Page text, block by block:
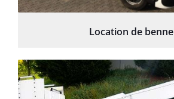
Location de benne